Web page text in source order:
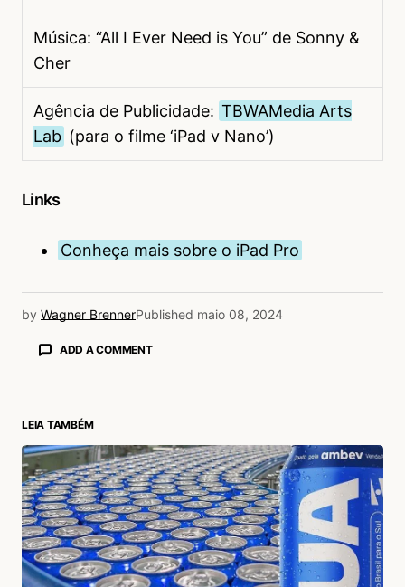
Música: “All I Ever Need is You” de Sonny &
Cher
Agência de Publicidade: TBWAMedia Arts
Lab (para o filme ‘iPad v Nano’)
Links
Conheça mais sobre o iPad Pro
by Wagner BrennerPublished maio 08, 2024
ADD A COMMENT
LEIA TAMBÉM